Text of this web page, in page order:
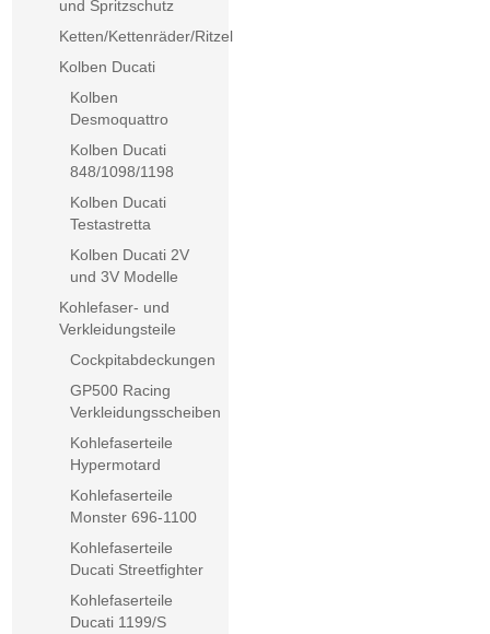
und Spritzschutz
Ketten/Kettenräder/Ritzel
Kolben Ducati
Kolben
Desmoquattro
Kolben Ducati
848/1098/1198
Kolben Ducati
Testastretta
Kolben Ducati 2V
und 3V Modelle
Kohlefaser- und
Verkleidungsteile
Cockpitabdeckungen
GP500 Racing
Verkleidungsscheiben
Kohlefaserteile
Hypermotard
Kohlefaserteile
Monster 696-1100
Kohlefaserteile
Ducati Streetfighter
Kohlefaserteile
Ducati 1199/S